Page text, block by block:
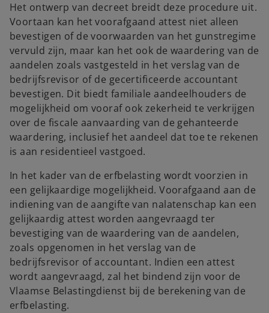
Het ontwerp van decreet breidt deze procedure uit.
Voortaan kan het voorafgaand attest niet alleen
bevestigen of de voorwaarden van het gunstregime
vervuld zijn, maar kan het ook de waardering van de
aandelen zoals vastgesteld in het verslag van de
bedrijfsrevisor of de gecertificeerde accountant
bevestigen. Dit biedt familiale aandeelhouders de
mogelijkheid om vooraf ook zekerheid te verkrijgen
over de fiscale aanvaarding van de gehanteerde
waardering, inclusief het aandeel dat toe te rekenen
is aan residentieel vastgoed.
In het kader van de erfbelasting wordt voorzien in
een gelijkaardige mogelijkheid. Voorafgaand aan de
indiening van de aangifte van nalatenschap kan een
gelijkaardig attest worden aangevraagd ter
bevestiging van de waardering van de aandelen,
zoals opgenomen in het verslag van de
bedrijfsrevisor of accountant. Indien een attest
wordt aangevraagd, zal het bindend zijn voor de
Vlaamse Belastingdienst bij de berekening van de
erfbelasting.